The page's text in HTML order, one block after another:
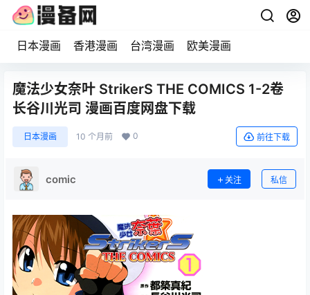
日本漫画 香港漫画 台湾漫画 欧美漫画
魔法少女奈叶 StrikerS THE COMICS 1-2卷
长谷川光司 漫画百度网盘下载
日本漫画 10 个月前 0 前往下载
comic 关注 私信